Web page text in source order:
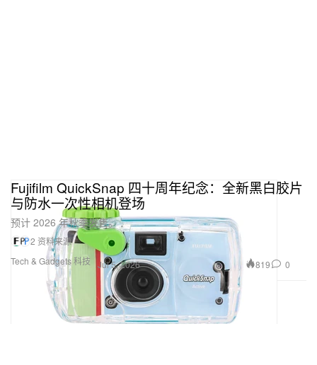
Tech & Gadgets 科技
Fujifilm QuickSnap 四十周年纪念：全新黑白胶片
与防水一次性相机登场
预计 2026 年秋季发售。
2 资料来源
Jul 5, 2026
819 0